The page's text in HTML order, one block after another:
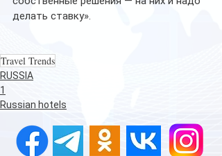
делать ставку».
Travel Trends
RUSSIA
1
Russian hotels